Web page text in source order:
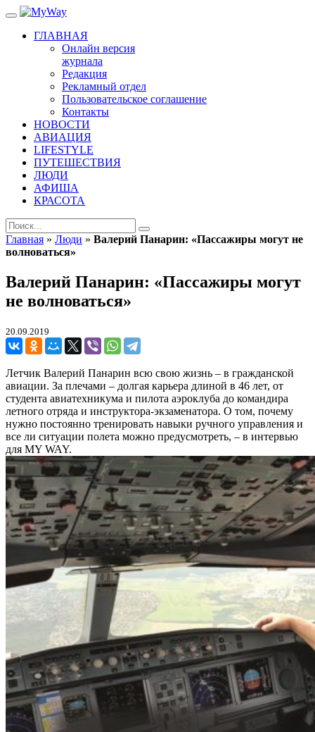
ГЛАВНАЯ
Онлайн версия
журнала
Редакция
Рекламный отдел
Пользовательское соглашение
Контакты
НОВОСТИ
АВИАЦИЯ
LIFESTYLE
ПУТЕШЕСТВИЯ
ЛЮДИ
АФИША
КРАСОТА
Главная » Люди » Валерий Панарин: «Пассажиры могут не
волноваться»
Валерий Панарин: «Пассажиры могут
не волноваться»
20.09.2019
Летчик Валерий Панарин всю свою жизнь – в гражданской
авиации. За плечами – долгая карьера длиной в 46 лет, от
студента авиатехникума и пилота аэроклуба до командира
летного отряда и инструктора-экзаменатора. О том, почему
нужно постоянно тренировать навыки ручного управления и
все ли ситуации полета можно предусмотреть, – в интервью
для MY WAY.